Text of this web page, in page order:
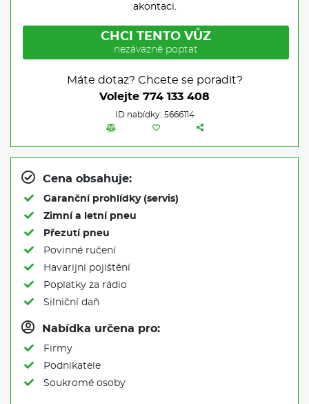
akontaci.
CHCI TENTO VŮZ
nezávazně poptat
Máte dotaz? Chcete se poradit?
Volejte 774 133 408
ID nabídky: 5666114
Cena obsahuje:
Garanční prohlídky (servis)
Zimní a letní pneu
Přezutí pneu
Povinné ručení
Havarijní pojištění
Poplatky za rádio
Silniční daň
Nabídka určena pro:
Firmy
Podnikatele
Soukromé osoby